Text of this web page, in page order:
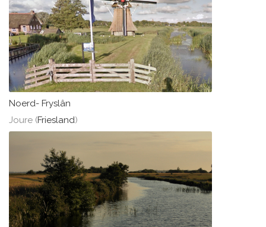
Noerd- Fryslân
Joure (Friesland)